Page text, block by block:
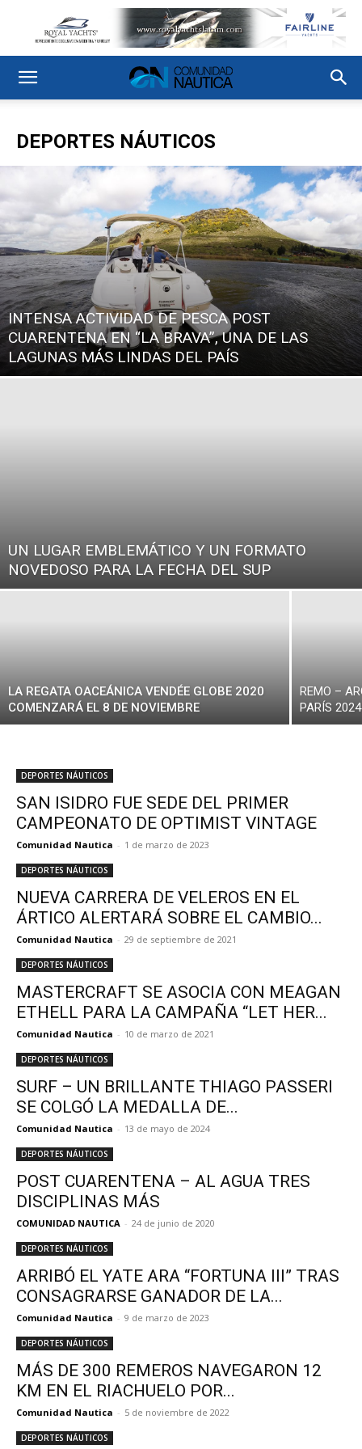
DEPORTES NÁUTICOS
INTENSA ACTIVIDAD DE PESCA POST
CUARENTENA EN “LA BRAVA”, UNA DE LAS
LAGUNAS MÁS LINDAS DEL PAÍS
UN LUGAR EMBLEMÁTICO Y UN FORMATO
NOVEDOSO PARA LA FECHA DEL SUP
LA REGATA OACEÁNICA VENDÉE GLOBE 2020
COMENZARÁ EL 8 DE NOVIEMBRE
REMO –
PARÍS 2024
DEPORTES NÁUTICOS
SAN ISIDRO FUE SEDE DEL PRIMER
CAMPEONATO DE OPTIMIST VINTAGE
Comunidad Nautica - 1 de marzo de 2023
DEPORTES NÁUTICOS
NUEVA CARRERA DE VELEROS EN EL
ÁRTICO ALERTARÁ SOBRE EL CAMBIO...
Comunidad Nautica - 29 de septiembre de 2021
DEPORTES NÁUTICOS
MASTERCRAFT SE ASOCIA CON MEAGAN
ETHELL PARA LA CAMPAÑA “LET HER...
Comunidad Nautica - 10 de marzo de 2021
DEPORTES NÁUTICOS
SURF – UN BRILLANTE THIAGO PASSERI
SE COLGÓ LA MEDALLA DE...
Comunidad Nautica - 13 de mayo de 2024
DEPORTES NÁUTICOS
POST CUARENTENA – AL AGUA TRES
DISCIPLINAS MÁS
COMUNIDAD NAUTICA - 24 de junio de 2020
DEPORTES NÁUTICOS
ARRIBÓ EL YATE ARA “FORTUNA III” TRAS
CONSAGRARSE GANADOR DE LA...
Comunidad Nautica - 9 de marzo de 2023
DEPORTES NÁUTICOS
MÁS DE 300 REMEROS NAVEGARON 12
KM EN EL RIACHUELO POR...
Comunidad Nautica - 5 de noviembre de 2022
DEPORTES NÁUTICOS